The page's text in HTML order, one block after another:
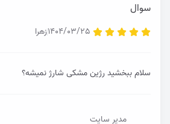
سوال
1404/03/25زهرا
سلام ببخشید رژین مشکی شارژ نمیشه؟
مدیر سایت